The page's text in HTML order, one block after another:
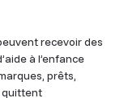
recevoir des
à l’enfance
prêts,
quittent